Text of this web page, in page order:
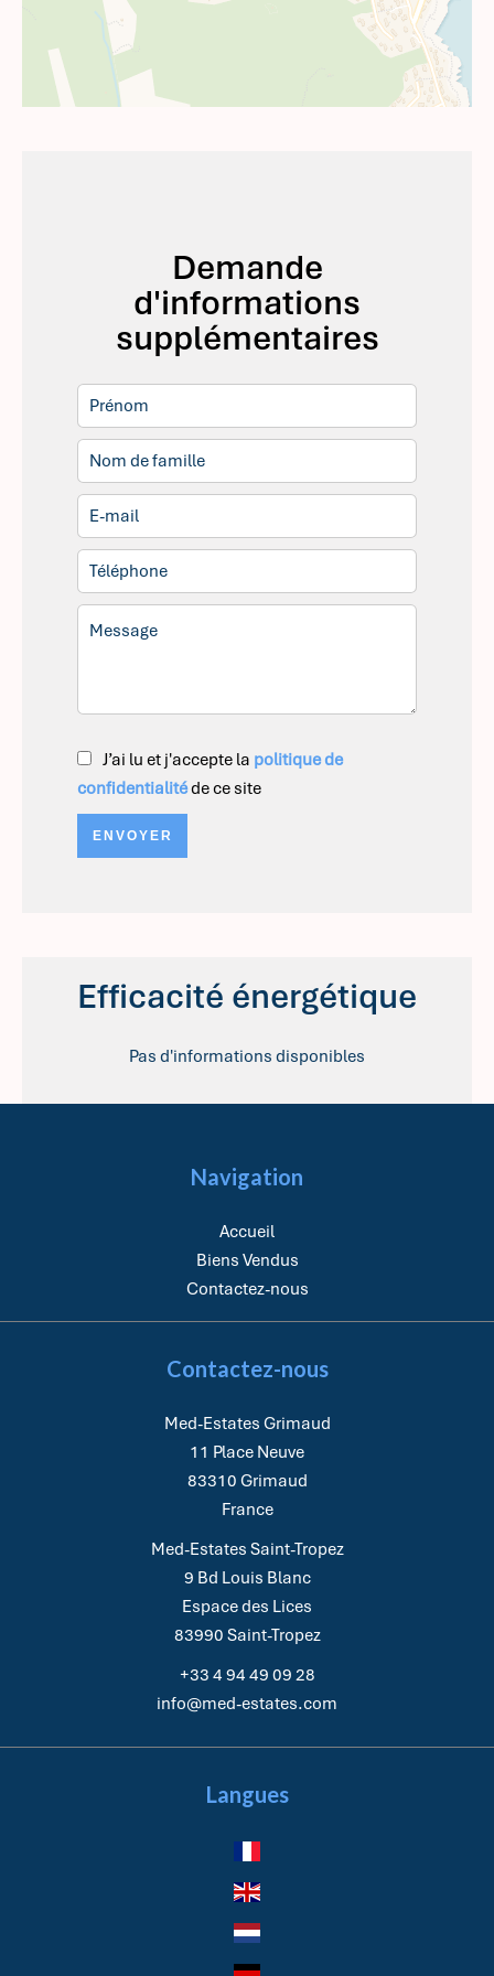
Demande
d'informations
supplémentaires
J’ai lu et j'accepte la politique de
confidentialitéde ce site
ENVOYER
Efficacité énergétique
Pas d'informations disponibles
Navigation
Accueil
Biens Vendus
Contactez-nous
Contactez-nous
Med-Estates Grimaud
11 Place Neuve
83310 Grimaud
France
Med-Estates Saint-Tropez
9 Bd Louis Blanc
Espace des Lices
83990 Saint-Tropez
+33 4 94 49 09 28
info@med-estates.com
Langues